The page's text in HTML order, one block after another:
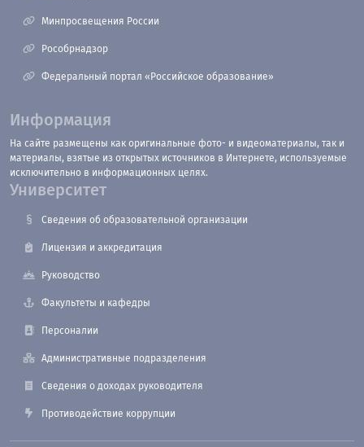
Минпросвещения России
Рособрнадзор
Федеральный портал «Российское образование»
Информация
На сайте размещены как оригинальные фото- и видеоматериалы, так и
материалы, взятые из открытых источников в Интернете, используемые
исключительно в информационных целях.
Университет
Сведения об образовательной организации
Лицензия и аккредитация
Руководство
Факультеты и кафедры
Персоналии
Административные подразделения
Сведения о доходах руководителя
Противодействие коррупции